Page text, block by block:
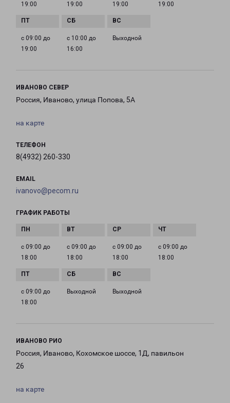
19:00 19:00 19:00 19:00
с 09:00 до
19:00
с 10:00 до
16:00
Выходной
ИВАНОВО СЕВЕР
Россия, Иваново, улица Попова, 5А
на карте
ТЕЛЕФОН
8(4932) 260-330
EMAIL
ivanovo@pecom.ru
ГРАФИК РАБОТЫ
с 09:00 до
18:00
с 09:00 до
18:00
с 09:00 до
18:00
с 09:00 до
18:00
с 09:00 до
18:00
Выходной Выходной
ИВАНОВО РИО
Россия, Иваново, Кохомское шоссе, 1Д, павильон
26
на карте